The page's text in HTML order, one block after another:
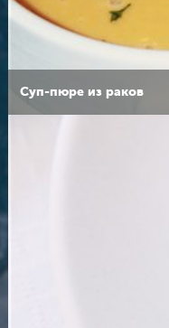
Суп-пюре из раков